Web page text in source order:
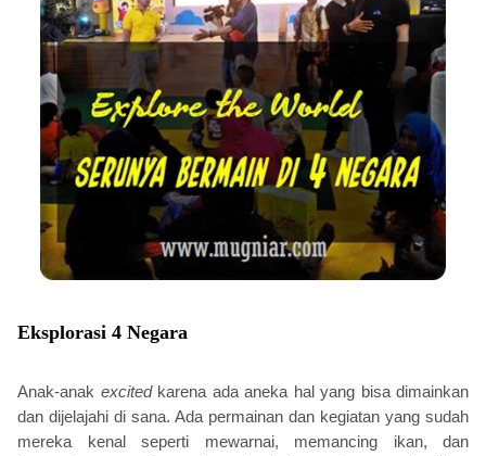
Eksplorasi 4 Negara
Anak-anak excited karena ada aneka hal yang bisa dimainkan
dan dijelajahi di sana. Ada permainan dan kegiatan yang sudah
mereka kenal seperti mewarnai, memancing ikan, dan